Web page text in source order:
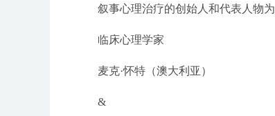
叙事心理治疗的创始人和代表人物为
临床心理学家
麦克·怀特（澳大利亚）
&